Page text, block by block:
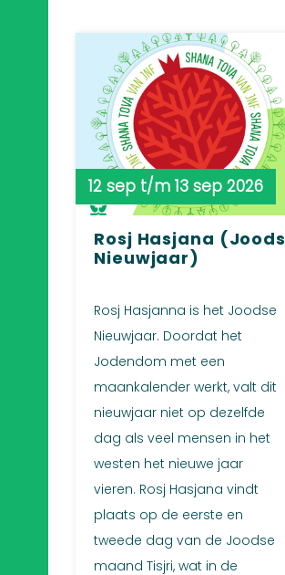
12 sep t/m 13 sep 2026
Rosj Hasjana (Joods
Nieuwjaar)
Rosj Hasjanna is het Joodse
Nieuwjaar. Doordat het
Jodendom met een
maankalender werkt, valt dit
nieuwjaar niet op dezelfde
dag als veel mensen in het
westen het nieuwe jaar
vieren. Rosj Hasjana vindt
plaats op de eerste en
tweede dag van de Joodse
maand Tisjri, wat in de